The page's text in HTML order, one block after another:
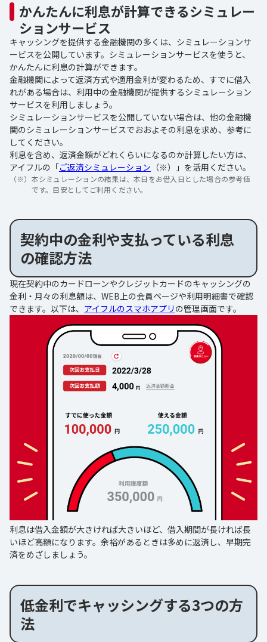
かんたんに利息が計算できるシミュレー
ションサービス
キャッシングを提供する金融機関の多くは、シミュレーションサ
ービスを公開しています。シミュレーションサービスを使うと、
かんたんに利息の計算ができます。
金融機関によって返済方式や適用金利が変わるため、すでに借入
れがある場合は、利用中の金融機関が提供するシミュレーション
サービスを利用しましょう。
シミュレーションサービスを公開していない場合は、他の金融機
関のシミュレーションサービスでおおよその利息を求め、参考に
してください。
利息を含め、返済金額がどれくらいになるのか計算したい方は、
アイフルの「ご返済シミュレーション （※）」を活用ください。
（※） 本シミュレーションの結果は、本日をお借入日とした場合の参考値
です。目安としてご利用ください。
契約中の金利や支払っている利息
の確認方法
現在契約中のカードローンやクレジットカードのキャッシングの
金利・月々の利息額は、WEB上の会員ページや利用明細書で確認
できます。以下は、 アイフルのスマホアプリ の管理画面です。
利息は借入金額が大きければ大きいほど、借入期間が長ければ長
いほど高額になります。余裕があるときは多めに返済し、早期完
済をめざしましょう。
低金利でキャッシングする3つの方
法